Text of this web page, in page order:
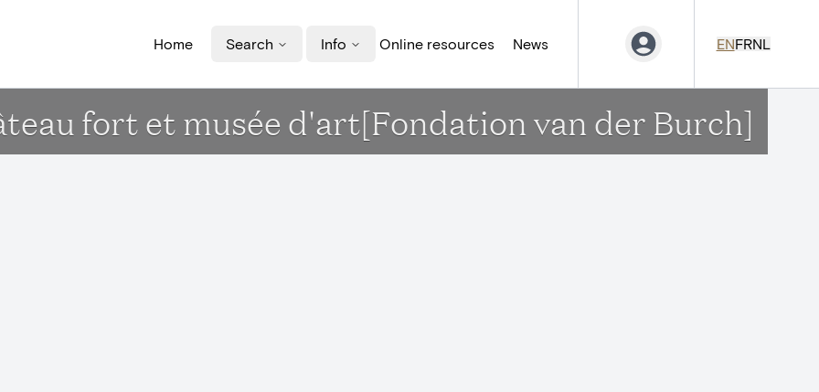
Home Search Info Online resources News ENFRNL
fort et musée d'art[Fondation van der Burch]